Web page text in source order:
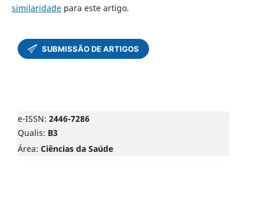
similaridadepara este artigo.
e-ISSN: 2446-7286
Qualis: B3
Área: Ciências da Saúde